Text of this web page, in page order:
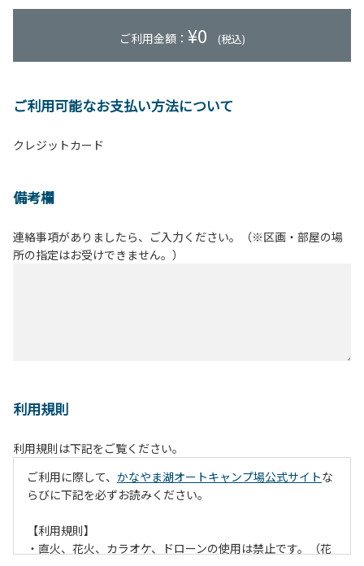
ご利用金額： ¥0 (税込)
ご利用可能なお支払い方法について
クレジットカード
備考欄
連絡事項がありましたら、ご入力ください。（※区画・部屋の場
所の指定はお受けできません。）
利用規則
利用規則は下記をご覧ください。
ご利用に際して、 かなやま湖オートキャンプ場公式サイトな
らびに下記を必ずお読みください。
【利用規則】
・直火、花火、カラオケ、ドローンの使用は禁止です。（花